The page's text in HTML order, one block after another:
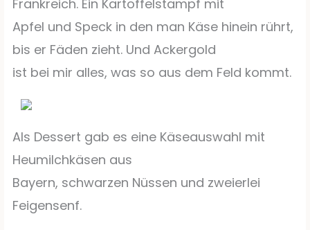
Frankreich. Ein Kartoffelstampf mit
Apfel und Speck in den man Käse hinein rührt,
bis er Fäden zieht. Und Ackergold
ist bei mir alles, was so aus dem Feld kommt.
Als Dessert gab es eine Käseauswahl mit
Heumilchkäsen aus
Bayern, schwarzen Nüssen und zweierlei
Feigensenf.